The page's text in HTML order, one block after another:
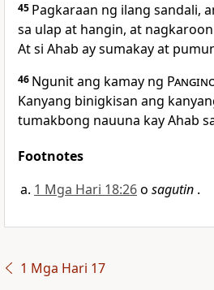
45 Pagkaraan ng ilang sandali,
sa ulap at hangin, at
At si Ahab ay sumakay at
46 Ngunit ang kamay ng
Kanyang binigkisan ang
tumakbong nauuna kay Ahab
Footnotes
1 Mga Hari 18:26o sagutin .
1 Mga Hari 17